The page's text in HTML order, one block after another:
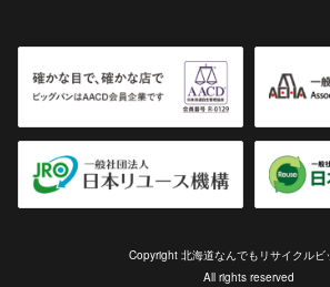
Copyright 北海道なんでもリサイクルビ
All rights reserved